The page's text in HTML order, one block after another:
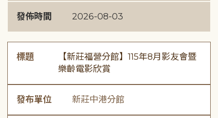
發佈時間 2026-08-03
標題
【新莊福營分館】115年8月影友會暨
樂齡電影欣賞
發布單位 新莊中港分館